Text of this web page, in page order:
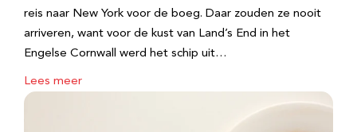
reis naar New York voor de boeg. Daar zouden ze nooit
arriveren, want voor de kust van Land’s End in het
Engelse Cornwall werd het schip uit…
Lees meer